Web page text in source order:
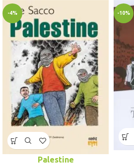
-4%
Palestine
-10%